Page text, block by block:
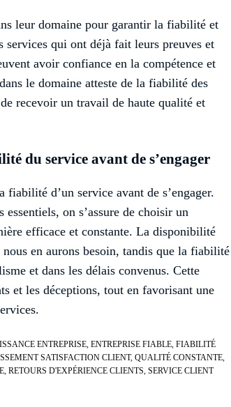
leur domaine pour garantir la fiabilité et
services qui ont déjà fait leurs preuves et
avoir confiance en la compétence et
le domaine atteste de la fiabilité des
recevoir un travail de haute qualité et
du service avant de s’engager
d’un service avant de s’engager.
on s’assure de choisir un
efficace et constante. La disponibilité
en aurons besoin, tandis que la fiabilité
et dans les délais convenus. Cette
et les déceptions, tout en favorisant une
ENTREPRISE, ENTREPRISE FIABLE, FIABILITÉ
SATISFACTION CLIENT, QUALITÉ CONSTANTE,
, RETOURS D'EXPÉRIENCE CLIENTS, SERVICE CLIENT